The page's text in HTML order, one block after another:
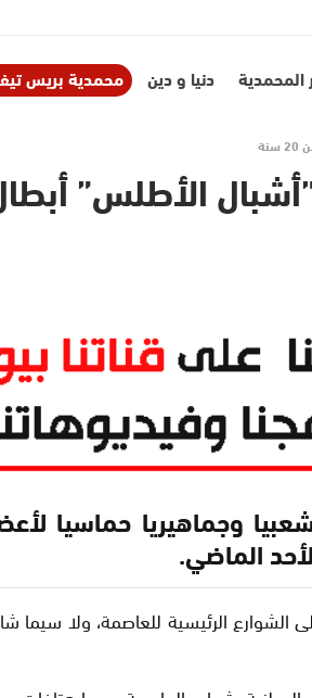
المحمدية دنيا و دين محمدية بريس
الأطلس” أبطال
الماضي.
الرئيسية للعاصمة، ولا سيما